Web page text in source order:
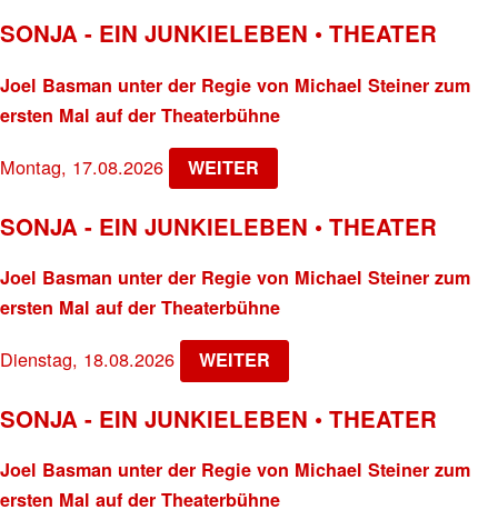
SONJA - EIN JUNKIELEBEN • THEATER
Joel Basman unter der Regie von Michael Steiner zum
ersten Mal auf der Theaterbühne
Montag, 17.08.2026 WEITER
SONJA - EIN JUNKIELEBEN • THEATER
Joel Basman unter der Regie von Michael Steiner zum
ersten Mal auf der Theaterbühne
Dienstag, 18.08.2026 WEITER
SONJA - EIN JUNKIELEBEN • THEATER
Joel Basman unter der Regie von Michael Steiner zum
ersten Mal auf der Theaterbühne